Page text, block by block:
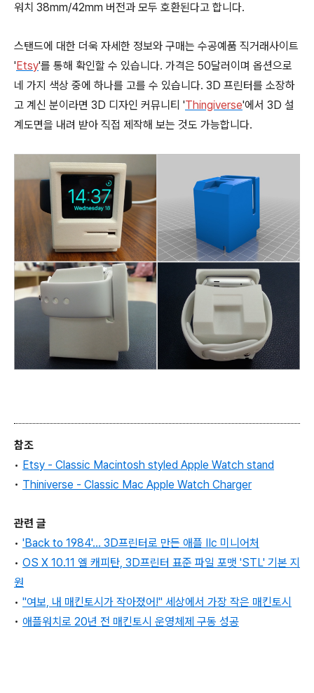
워치 38mm/42mm 버전과 모두 호환된다고 합니다.
스탠드에 대한 더욱 자세한 정보와 구매는 수공예품 직거래사이트
' Etsy'를 통해 확인할 수 있습니다. 가격은 50달러이며 옵션으로
네 가지 색상 중에 하나를 고를 수 있습니다. 3D 프린터를 소장하
고 계신 분이라면 3D 디자인 커뮤니티 'Thingiverse'에서 3D 설
계도면을 내려 받아 직접 제작해 보는 것도 가능합니다.
참조
• Etsy - Classic Macintosh styled Apple Watch stand
• Thiniverse - Classic Mac Apple Watch Charger
관련 글
• 'Back to 1984'... 3D프린터로 만든 애플 IIc 미니어처
• OS X 10.11 엘 캐피탄, 3D프린터 표준 파일 포맷 'STL' 기본 지
원
• "여보, 내 매킨토시가 작아졌어!" 세상에서 가장 작은 매킨토시
• 애플워치로 20년 전 매킨토시 운영체제 구동 성공